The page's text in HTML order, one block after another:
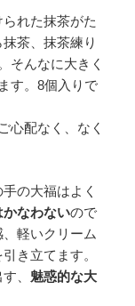
られた抹茶がた
抹茶、抹茶練り
。そんなに大きく
す。8個入りで
心配なく、なく
の大福はよく
なわないので
軽いクリーム
き立てます。
、 魅惑的な大